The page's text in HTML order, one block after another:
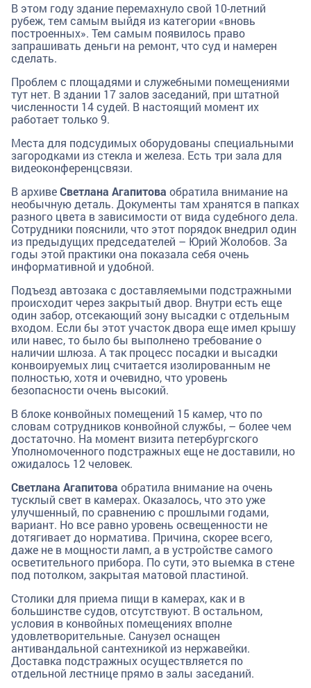
В этом году здание перемахнуло свой 10-летний
рубеж, тем самым выйдя из категории «вновь
построенных». Тем самым появилось право
запрашивать деньги на ремонт, что суд и намерен
сделать.
Проблем с площадями и служебными помещениями
тут нет. В здании 17 залов заседаний, при штатной
численности 14 судей. В настоящий момент их
работает только 9.
Места для подсудимых оборудованы специальными
загородками из стекла и железа. Есть три зала для
видеоконференцсвязи.
В архивеСветлана Агапитова обратила внимание на
необычную деталь. Документы там хранятся в папках
разного цвета в зависимости от вида судебного дела.
Сотрудники пояснили, что этот порядок внедрил один
из предыдущих председателей – Юрий Жолобов. За
годы этой практики она показала себя очень
информативной и удобной.
Подъезд автозака с доставляемыми подстражными
происходит через закрытый двор. Внутри есть еще
один забор, отсекающий зону высадки с отдельным
входом. Если бы этот участок двора еще имел крышу
или навес, то было бы выполнено требование о
наличии шлюза. А так процесс посадки и высадки
конвоируемых лиц считается изолированным не
полностью, хотя и очевидно, что уровень
безопасности очень высокий.
В блоке конвойных помещений 15 камер, что по
словам сотрудников конвойной службы, – более чем
достаточно. На момент визита петербургского
Уполномоченного подстражных еще не доставили, но
ожидалось 12 человек.
Светлана Агапитова обратила внимание на очень
тусклый свет в камерах. Оказалось, что это уже
улучшенный, по сравнению с прошлыми годами,
вариант. Но все равно уровень освещенности не
дотягивает до норматива. Причина, скорее всего,
даже не в мощности ламп, а в устройстве самого
осветительного прибора. По сути, это выемка в стене
под потолком, закрытая матовой пластиной.
Столики для приема пищи в камерах, как и в
большинстве судов, отсутствуют. В остальном,
условия в конвойных помещениях вполне
удовлетворительные. Санузел оснащен
антивандальной сантехникой из нержавейки.
Доставка подстражных осуществляется по
отдельной лестнице прямо в залы заседаний.